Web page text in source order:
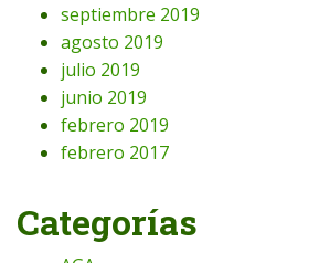
septiembre 2019
agosto 2019
julio 2019
junio 2019
febrero 2019
febrero 2017
Categorías